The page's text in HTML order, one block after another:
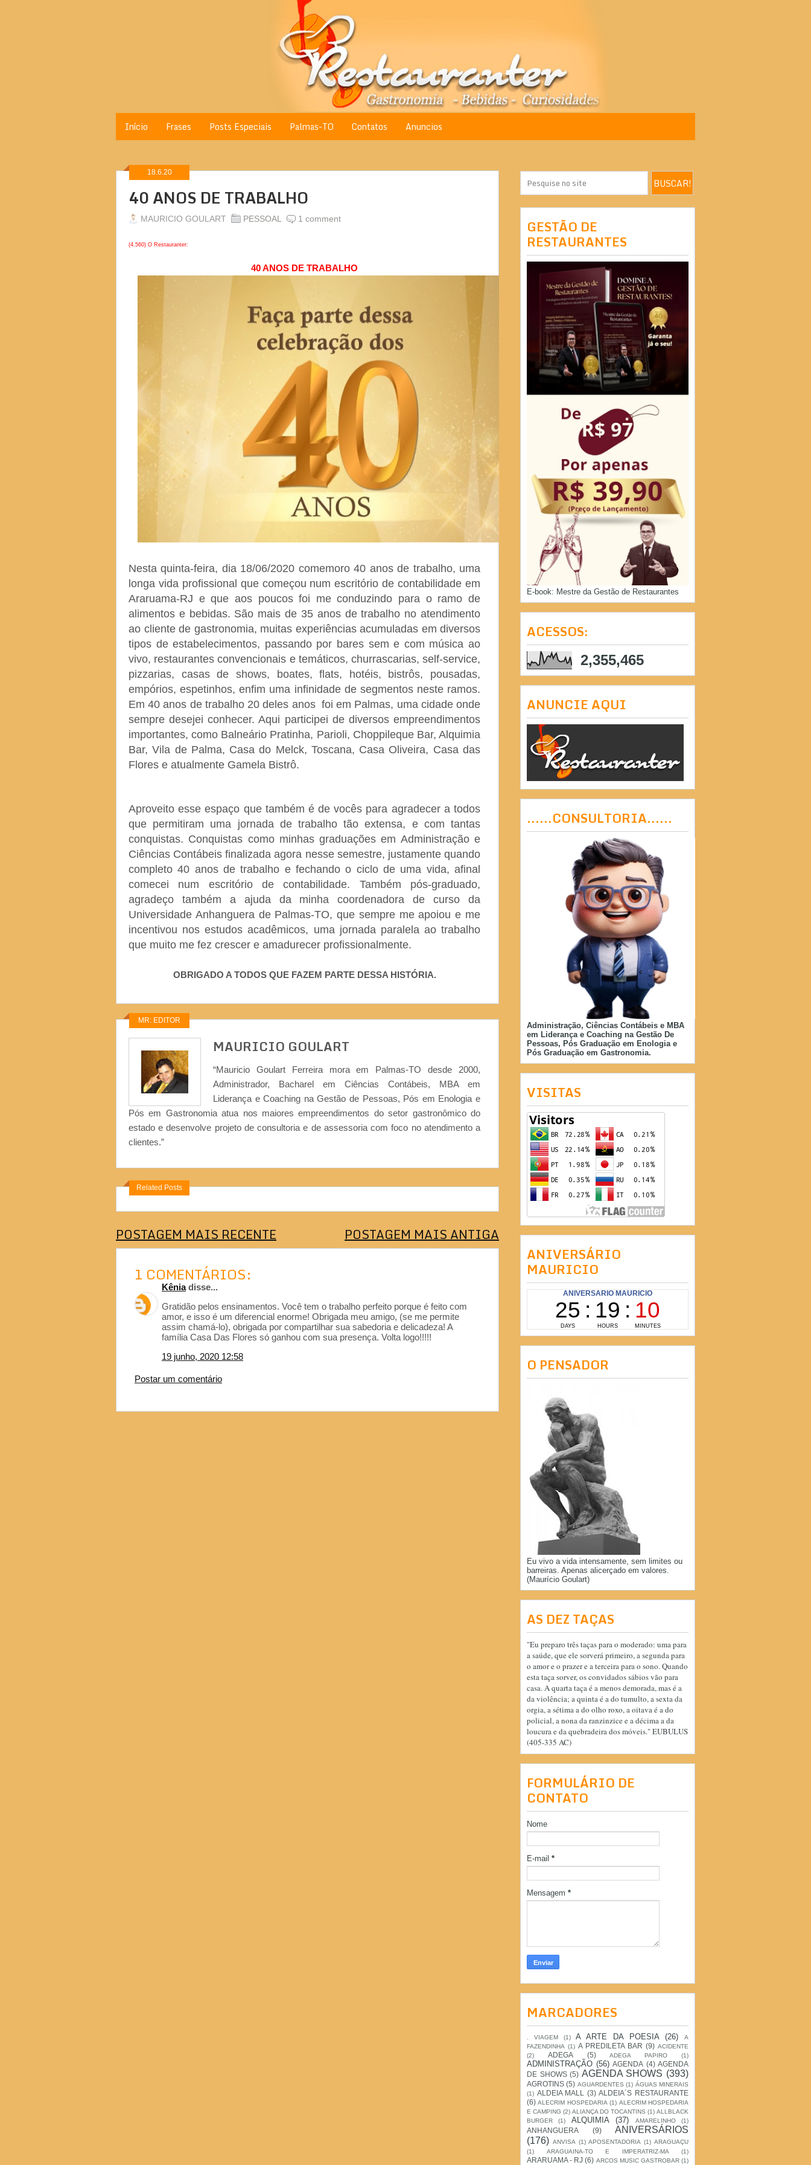
Início Frases Posts Especiais Palmas-TO Contatos Anuncios
18.6.20
40 ANOS DE TRABALHO
MAURICIO GOULART PESSOAL 1 comment
(4.560) O Restauranter:
40 ANOS DE TRABALHO
Nesta quinta-feira, dia 18/06/2020 comemoro 40 anos de trabalho, uma
longa vida profissional que começou num escritório de contabilidade em
Araruama-RJ e que aos poucos foi me conduzindo para o ramo de
alimentos e bebidas. São mais de 35 anos de trabalho no atendimento
ao cliente de gastronomia, muitas experiências acumuladas em diversos
tipos de estabelecimentos, passando por bares sem e com música ao
vivo, restaurantes convencionais e temáticos, churrascarias, self-service,
pizzarias, casas de shows, boates, flats, hotéis, bistrôs, pousadas,
empórios, espetinhos, enfim uma infinidade de segmentos neste ramos.
Em 40 anos de trabalho 20 deles anos foi em Palmas, uma cidade onde
sempre desejei conhecer. Aqui participei de diversos empreendimentos
importantes, como Balneário Pratinha, Parioli, Choppileque Bar, Alquimia
Bar, Vila de Palma, Casa do Melck, Toscana, Casa Oliveira, Casa das
Flores e atualmente Gamela Bistrô.
Aproveito esse espaço que também é de vocês para agradecer a todos
que permitiram uma jornada de trabalho tão extensa, e com tantas
conquistas. Conquistas como minhas graduações em Administração e
Ciências Contábeis finalizada agora nesse semestre, justamente quando
completo 40 anos de trabalho e fechando o ciclo de uma vida, afinal
comecei num escritório de contabilidade. Também pós-graduado,
agradeço também a ajuda da minha coordenadora de curso da
Universidade Anhanguera de Palmas-TO, que sempre me apoiou e me
incentivou nos estudos acadêmicos, uma jornada paralela ao trabalho
que muito me fez crescer e amadurecer profissionalmente.
OBRIGADO A TODOS QUE FAZEM PARTE DESSA HISTÓRIA.
MR: EDITOR
MAURICIO GOULART
“Mauricio Goulart Ferreira mora em Palmas-TO desde 2000,
Administrador, Bacharel em Ciências Contábeis, MBA em
Liderança e Coaching na Gestão de Pessoas, Pós em Enologia e
Pós em Gastronomia atua nos maiores empreendimentos do setor gastronômico do
estado e desenvolve projeto de consultoria e de assessoria com foco no atendimento a
clientes.”
Related Posts
POSTAGEM MAIS RECENTE POSTAGEM MAIS ANTIGA
1 COMENTÁRIOS:
Kêniadisse...
Gratidão pelos ensinamentos. Você tem o trabalho perfeito porque é feito com
amor, e isso é um diferencial enorme! Obrigada meu amigo, (se me permite
assim chamá-lo), obrigada por compartilhar sua sabedoria e delicadeza! A
família Casa Das Flores só ganhou com sua presença. Volta logo!!!!!
19 junho, 2020 12:58
Postar um comentário
GESTÃO DE
RESTAURANTES
E-book: Mestre da Gestão de Restaurantes
ACESSOS:
2,355,465
ANUNCIE AQUI
......CONSULTORIA......
Administração, Ciências Contábeis e MBA
em Liderança e Coaching na Gestão De
Pessoas, Pós Graduação em Enologia e
Pós Graduação em Gastronomia.
VISITAS
ANIVERSÁRIO
MAURICIO
O PENSADOR
Eu vivo a vida intensamente, sem limites ou
barreiras. Apenas alicerçado em valores.
(Maurício Goulart)
AS DEZ TAÇAS
"Eu preparo três taças para o moderado: uma para
a saúde, que ele sorverá primeiro, a segunda para
o amor e o prazer e a terceira para o sono. Quando
esta taça sorver, os convidados sábios vão para
casa. A quarta taça é a menos demorada, mas é a
da violência; a quinta é a do tumulto, a sexta da
orgia, a sétima a do olho roxo, a oitava é a do
policial, a nona da ranzinzice e a décima a da
loucura e da quebradeira dos móveis." EUBULUS
(405-335 AC)
FORMULÁRIO DE
CONTATO
Nome
E-mail *
Mensagem *
MARCADORES
. VIAGEM (1) A ARTE DA POESIA (26)
A
FAZENDINHA (1) A PREDILETA BAR (9) ACIDENTE
(2)
ADEGA (5) ADEGA PAPIRO (1)
ADMINISTRAÇÃO (56) AGENDA (4) AGENDA
DE SHOWS (5) AGENDA SHOWS (393)
AGROTINS (5) AGUARDENTES (1) ÁGUAS MINERAIS
(1) ALDEIA MALL (3) ALDEIA´S RESTAURANTE
(6) ALECRIM HOSPEDARIA (1) ALECRIM HOSPEDARIA
E CAMPING (2) ALIANÇA DO TOCANTINS (1) ALLBLACK
BURGER
(1) ALQUIMIA (37) AMARELINHO (1)
ANHANGUERA (9)
ANIVERSÁRIOS
(176) ANVISA (1) APOSENTADORIA (1) ARAGUAÇU
(1)
ARAGUAINA-TO E IMPERATRIZ-MA (1)
ARARUAMA - RJ (6) ARCOS MUSIC GASTROBAR (1)